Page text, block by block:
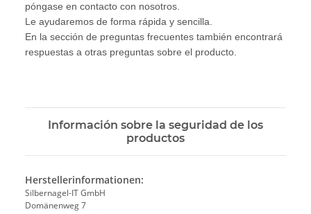
póngase en contacto con nosotros.
Le ayudaremos de forma rápida y sencilla.
En la sección de preguntas frecuentes también encontrará
respuestas a otras preguntas sobre el producto.
Información sobre la seguridad de los
productos
Herstellerinformationen:
Silbernagel-IT GmbH
Domänenweg 7